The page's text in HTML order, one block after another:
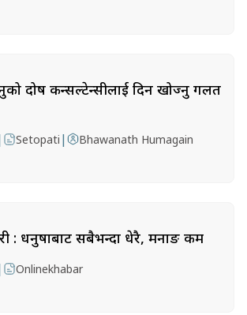
दोष कन्सल्टेन्सीलाई दिन खोज्नु गलत
Setopati | Bhawanath Humagain
: धनुषाबाट सबैभन्दा धेरै, मनाङ कम
Onlinekhabar